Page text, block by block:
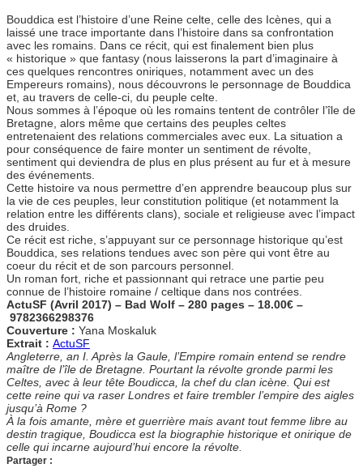
Bouddica est l’histoire d’une Reine celte, celle des Icènes, qui a
laissé une trace importante dans l’histoire dans sa confrontation
avec les romains. Dans ce récit, qui est finalement bien plus
« historique » que fantasy (nous laisserons la part d’imaginaire à
ces quelques rencontres oniriques, notamment avec un des
Empereurs romains), nous découvrons le personnage de Bouddica
et, au travers de celle-ci, du peuple celte.
Nous sommes à l’époque où les romains tentent de contrôler l’île de
Bretagne, alors même que certains des peuples celtes
entretenaient des relations commerciales avec eux. La situation a
pour conséquence de faire monter un sentiment de révolte,
sentiment qui deviendra de plus en plus présent au fur et à mesure
des événements.
Cette histoire va nous permettre d’en apprendre beaucoup plus sur
la vie de ces peuples, leur constitution politique (et notamment la
relation entre les différents clans), sociale et religieuse avec l’impact
des druides.
Ce récit est riche, s’appuyant sur ce personnage historique qu’est
Bouddica, ses relations tendues avec son père qui vont être au
coeur du récit et de son parcours personnel.
Un roman fort, riche et passionnant qui retrace une partie peu
connue de l’histoire romaine / celtique dans nos contrées.
ActuSF (Avril 2017) – Bad Wolf – 280 pages – 18.00€ –
9782366298376
Couverture : Yana Moskaluk
Extrait : ActuSF
Angleterre, an I. Après la Gaule, l’Empire romain entend se rendre
maître de l’île de Bretagne. Pourtant la révolte gronde parmi les
Celtes, avec à leur tête Boudicca, la chef du clan icène. Qui est
cette reine qui va raser Londres et faire trembler l’empire des aigles
jusqu’à Rome ?
À la fois amante, mère et guerrière mais avant tout femme libre au
destin tragique, Boudicca est la biographie historique et onirique de
celle qui incarne aujourd’hui encore la révolte.
Partager :